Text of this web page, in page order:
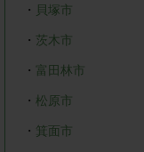
・ 貝塚市
・ 茨木市
・ 富田林市
・ 松原市
・ 箕面市